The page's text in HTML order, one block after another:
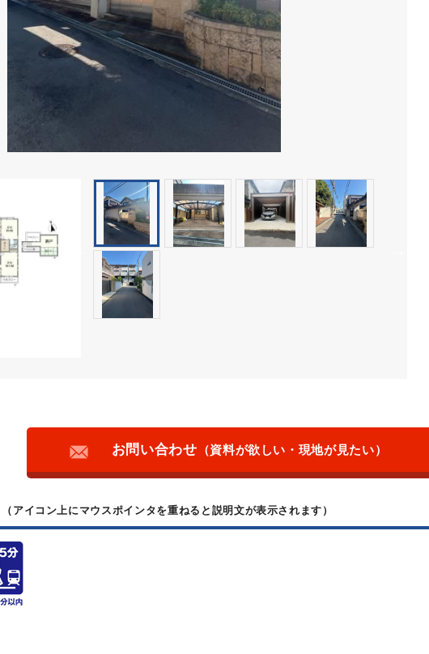
お問い合わせ （資料が欲しい・現地が見たい）
（アイコン上にマウスポインタを重ねると説明文が表示されます）